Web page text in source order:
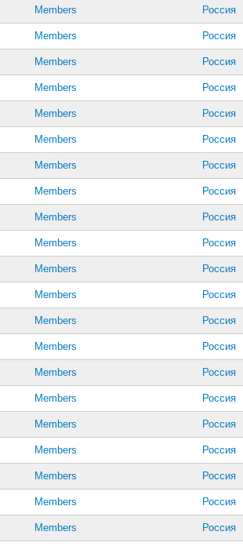
Members Россия
Members Россия
Members Россия
Members Россия
Members Россия
Members Россия
Members Россия
Members Россия
Members Россия
Members Россия
Members Россия
Members Россия
Members Россия
Members Россия
Members Россия
Members Россия
Members Россия
Members Россия
Members Россия
Members Россия
Members Россия